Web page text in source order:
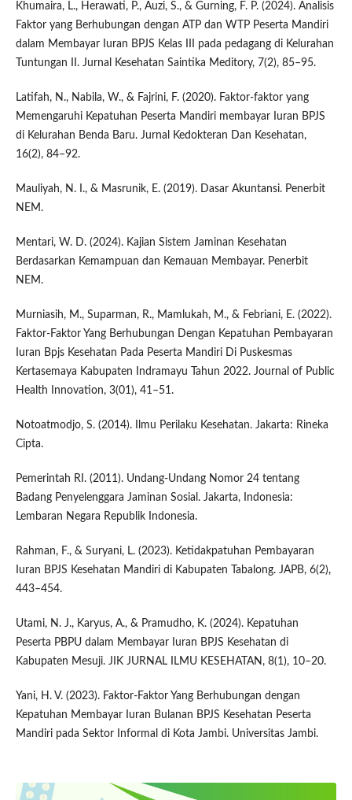
Khumaira, L., Herawati, P., Auzi, S., & Gurning, F. P. (2024). Analisis
Faktor yang Berhubungan dengan ATP dan WTP Peserta Mandiri
dalam Membayar Iuran BPJS Kelas III pada pedagang di Kelurahan
Tuntungan II. Jurnal Kesehatan Saintika Meditory, 7(2), 85–95.
Latifah, N., Nabila, W., & Fajrini, F. (2020). Faktor-faktor yang
Memengaruhi Kepatuhan Peserta Mandiri membayar Iuran BPJS
di Kelurahan Benda Baru. Jurnal Kedokteran Dan Kesehatan,
16(2), 84–92.
Mauliyah, N. I., & Masrunik, E. (2019). Dasar Akuntansi. Penerbit
NEM.
Mentari, W. D. (2024). Kajian Sistem Jaminan Kesehatan
Berdasarkan Kemampuan dan Kemauan Membayar. Penerbit
NEM.
Murniasih, M., Suparman, R., Mamlukah, M., & Febriani, E. (2022).
Faktor-Faktor Yang Berhubungan Dengan Kepatuhan Pembayaran
Iuran Bpjs Kesehatan Pada Peserta Mandiri Di Puskesmas
Kertasemaya Kabupaten Indramayu Tahun 2022. Journal of Public
Health Innovation, 3(01), 41–51.
Notoatmodjo, S. (2014). Ilmu Perilaku Kesehatan. Jakarta: Rineka
Cipta.
Pemerintah RI. (2011). Undang-Undang Nomor 24 tentang
Badang Penyelenggara Jaminan Sosial. Jakarta, Indonesia:
Lembaran Negara Republik Indonesia.
Rahman, F., & Suryani, L. (2023). Ketidakpatuhan Pembayaran
Iuran BPJS Kesehatan Mandiri di Kabupaten Tabalong. JAPB, 6(2),
443–454.
Utami, N. J., Karyus, A., & Pramudho, K. (2024). Kepatuhan
Peserta PBPU dalam Membayar Iuran BPJS Kesehatan di
Kabupaten Mesuji. JIK JURNAL ILMU KESEHATAN, 8(1), 10–20.
Yani, H. V. (2023). Faktor-Faktor Yang Berhubungan dengan
Kepatuhan Membayar Iuran Bulanan BPJS Kesehatan Peserta
Mandiri pada Sektor Informal di Kota Jambi. Universitas Jambi.